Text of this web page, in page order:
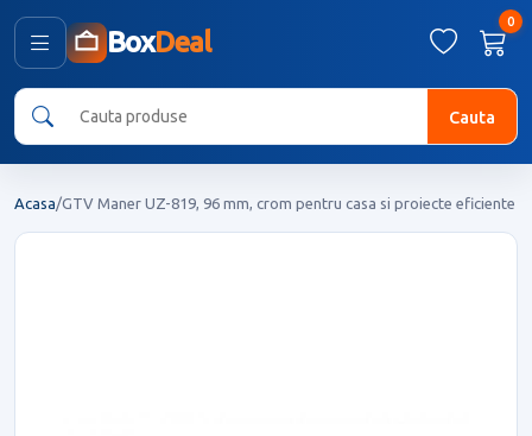
BoxDeal
0
Cauta
Acasa/GTV Maner UZ-819, 96 mm, crom pentru casa si proiecte eficiente